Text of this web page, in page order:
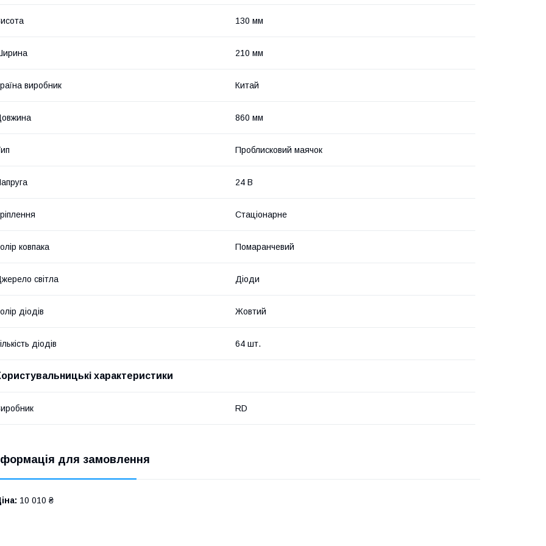
130 мм
210 мм
виробник Китай
860 мм
Проблисковий маячок
24 В
Стаціонарне
ковпака Помаранчевий
світла Діоди
діодів Жовтий
діодів 64 шт.
характеристики
RD
для замовлення
10 010 ₴